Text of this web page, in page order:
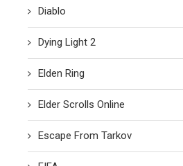
Diablo
Dying Light 2
Elden Ring
Elder Scrolls Online
Escape From Tarkov